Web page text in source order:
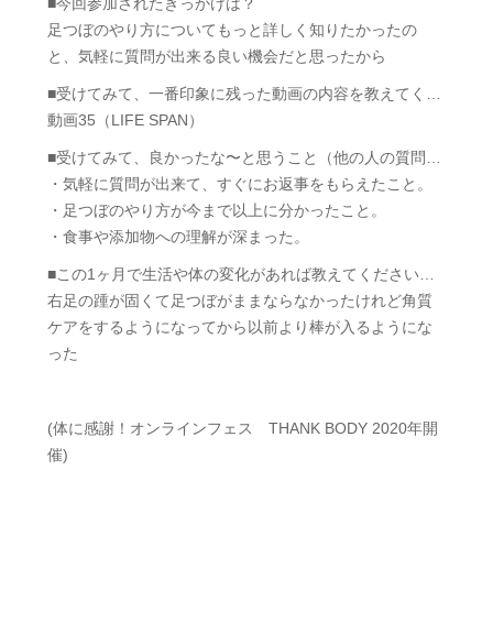
■今回参加されたきっかけは？
足つぼのやり方についてもっと詳しく知りたかったの
と、気軽に質問が出来る良い機会だと思ったから
■受けてみて、一番印象に残った動画の内容を教えてく…
動画35（LIFE SPAN）
■受けてみて、良かったな〜と思うこと（他の人の質問…
・気軽に質問が出来て、すぐにお返事をもらえたこと。
・足つぼのやり方が今まで以上に分かったこと。
・食事や添加物への理解が深まった。
■この1ヶ月で生活や体の変化があれば教えてください…
右足の踵が固くて足つぼがままならなかったけれど角質
ケアをするようになってから以前より棒が入るようにな
った
(体に感謝！オンラインフェス THANK BODY 2020年開
催)